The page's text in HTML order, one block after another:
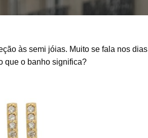
às semi jóias. Muito se fala nos dias
que o banho significa?